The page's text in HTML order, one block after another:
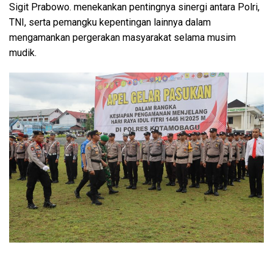
Sigit Prabowo. menekankan pentingnya sinergi antara Polri,
TNI, serta pemangku kepentingan lainnya dalam
mengamankan pergerakan masyarakat selama musim
mudik.